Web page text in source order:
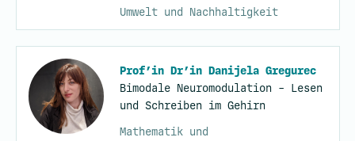
Umwelt und Nachhaltigkeit
Prof’in Dr’in Danijela Gregurec
Bimodale Neuromodulation - Lesen
und Schreiben im Gehirn
Mathematik und